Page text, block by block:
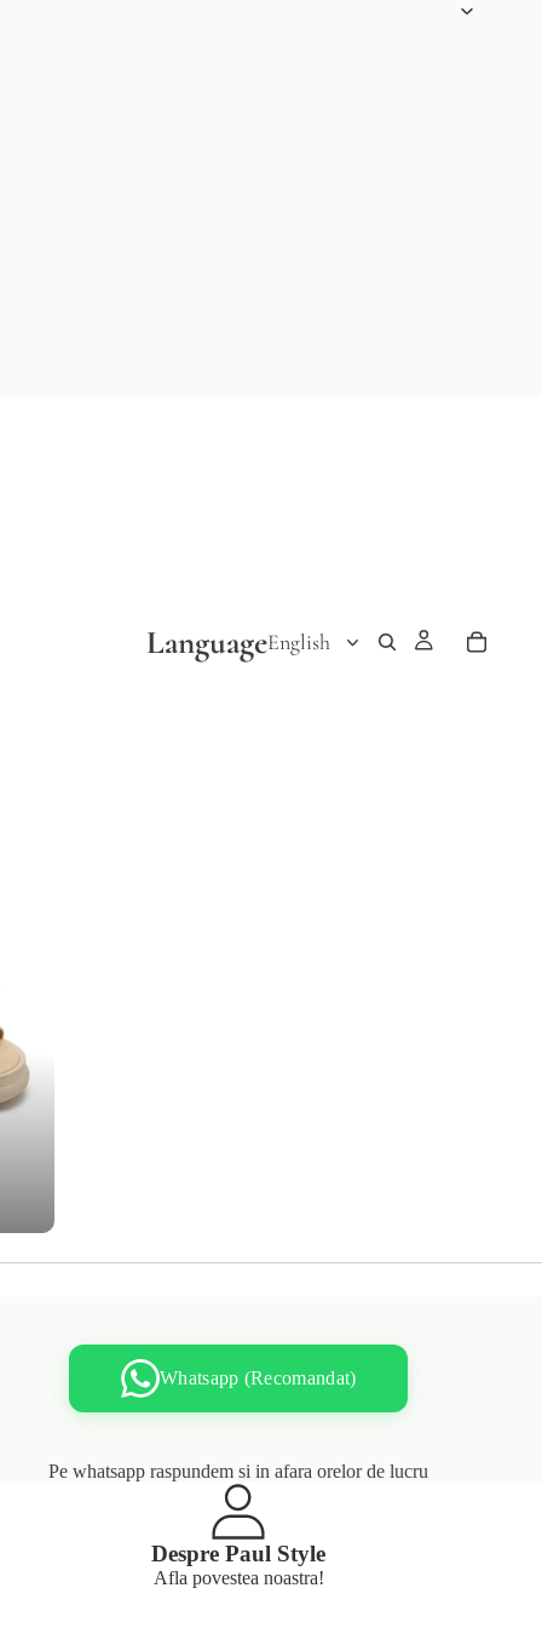
Language
Whatsapp (Recomandat)
Pe whatsapp raspundem si in afara orelor de lucru
Despre Paul Style
Afla povestea noastra!